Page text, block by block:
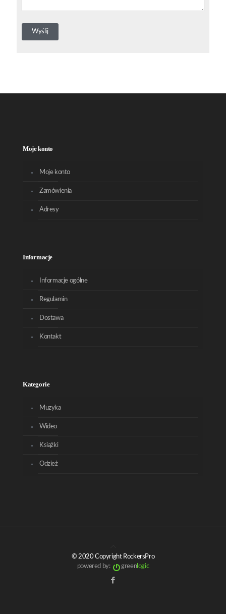
Moje konto
Moje konto
Zamówienia
Adresy
Informacje
Informacje ogólne
Regulamin
Dostawa
Kontakt
Kategorie
Muzyka
Wideo
Książki
Odzież
© 2020 Copyright RockersPro
powered by:
greenlogic